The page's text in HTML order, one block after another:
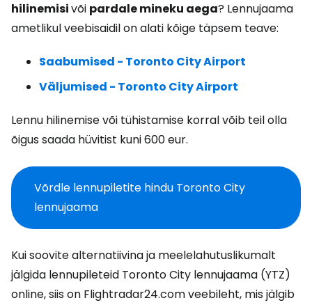
hilinemisivõi pardale mineku aega? Lennujaama
ametlikul veebisaidil on alati kõige täpsem teave:
Saabumised - Toronto City Airport
Väljumised - Toronto City Airport
Lennu hilinemise või tühistamise korral võib teil olla
õigus saada hüvitist kuni 600 eur.
Võrdle lennupiletite hindu Toronto City
lennujaama
Kui soovite alternatiivina ja meelelahutuslikumalt
jälgida lennupileteid Toronto City lennujaama (YTZ)
online, siis on Flightradar24.com veebileht, mis jälgib